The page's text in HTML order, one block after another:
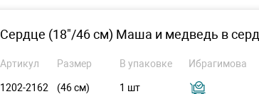
Сердце (18"/46 см) Маша и медведь в
Артикул Размер В упаковке Ибрагимова
1202-2162 (46 см) 1 шт